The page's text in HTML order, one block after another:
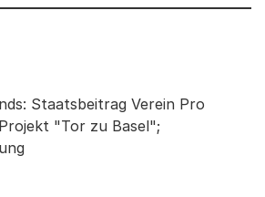
Sitzungen: Informationen
Staatsbeitrag Verein Pro
"Tor zu Basel";